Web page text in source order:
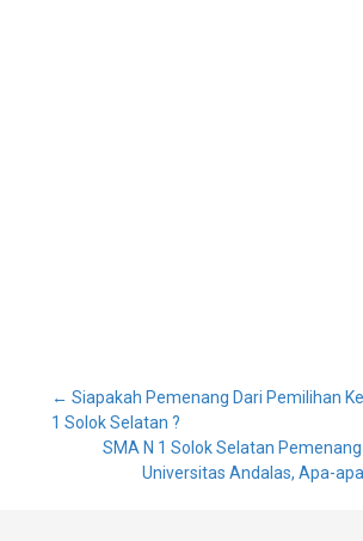
Post
navigation
← Siapakah Pemenang Dari Pemilihan
1 Solok Selatan ?
SMA N 1 Solok Selatan
Universitas Andalas, Apa-